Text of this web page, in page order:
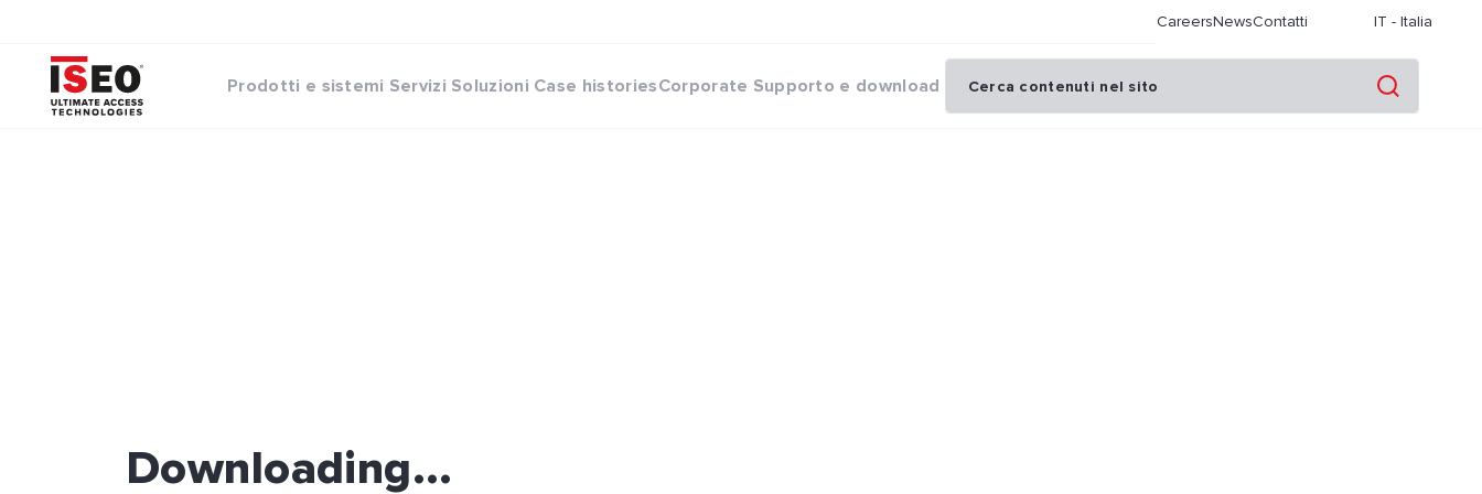
CareersNewsContatti IT - Italia
Prodotti e sistemi Servizi Soluzioni Case historiesCorporate Supporto e download
Downloading...